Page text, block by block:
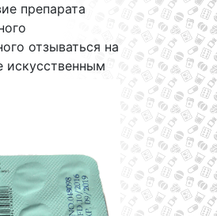
препарата
отзываться на
искусственным